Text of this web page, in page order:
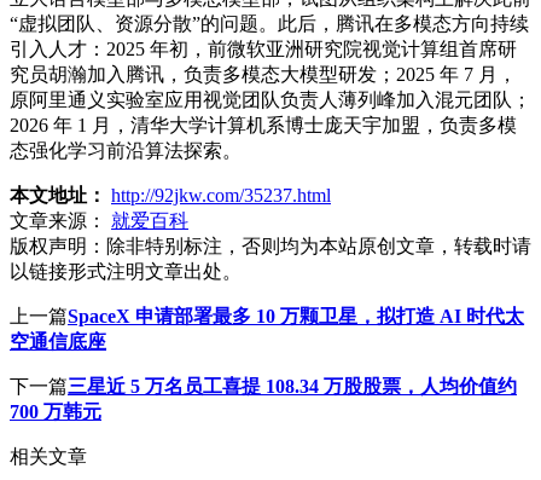
“虚拟团队、资源分散”的问题。此后，腾讯在多模态方向持续
引入人才：2025 年初，前微软亚洲研究院视觉计算组首席研
究员胡瀚加入腾讯，负责多模态大模型研发；2025 年 7 月，
原阿里通义实验室应用视觉团队负责人薄列峰加入混元团队；
2026 年 1 月，清华大学计算机系博士庞天宇加盟，负责多模
态强化学习前沿算法探索。
本文地址： http://92jkw.com/35237.html
文章来源：
就爱百科
版权声明： 除非特别标注，否则均为本站原创文章，转载时请
以链接形式注明文章出处。
上一篇SpaceX 申请部署最多 10 万颗卫星，拟打造 AI 时代太
空通信底座
下一篇三星近 5 万名员工喜提 108.34 万股股票，人均价值约
700 万韩元
相关文章